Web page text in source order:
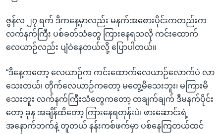
ဇွန်လ ၂၇ ရက် ဒီကနေ့မှာလည်း မနက်အစေားပိုင်းကတည်းက
လက်နက်ကြီး ပစ်ခတ်သံတွေ ကြားနေရသလို ကင်းထောက်
လေယာဉ်လည်း ပျံဝဲနေတယ်လို့ ပြောပါတယ်။
“ဒီနေ့ကတော့ လေယာဉ်က ကင်းထောက်လေယာဉ်လောက်ပဲ လာ
သေးတယ်၊ တိုက်လေယာဉ်ကတော့ မတွေ့မိသေးဘူး၊ မကြားမိ
သေးဘူး လက်နက်ကြီးသံတွေကတော့ တချက်ချက် ဒီမနက်ပိုင်း
တော့ ခုန အချိန်ထိတော့ ကြားနေရတုန်းပဲ၊ ဖားဆောင်းရဲ့
အနောက်ဘက်နဲ့ တူတယ် နန်းကစ်ဖက်မှာ ပစ်နေကြတယ်ထင်